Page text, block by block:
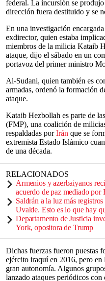
federal. La incursión se
dirección fuera destituido y se
En una investigación
exdirector, quien estaba
miembros de la milicia Kataib
ataque, dijo el sábado en un
portavoz del primer ministro
Al-Sudani, quien también es
armadas, ordenó la formación
ataque.
Kataib Hezbollah es parte de
(FMP), una coalición de
respaldadas porIrán que se
extremista Estado Islámico
de una década.
RELACIONADOS
Armenios y azerbaiyanos
acuerdo de paz mediado por
Saldrán a la luz más
Uvalde. Esto es lo que hay
Departamento de Justicia
York, opositora de Trump
Dichas fuerzas fueron puestas
ejército iraquí en 2016, pero en
gran autonomía. Algunos
lanzado ataques periódicos con